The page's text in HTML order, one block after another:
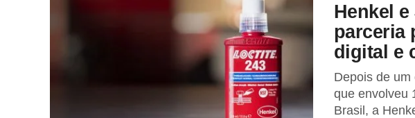
Henkel
parceria
digital e
Depois de
que envolveu
Brasil, a